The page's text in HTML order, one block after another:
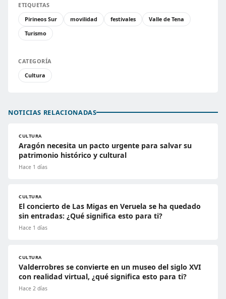
ETIQUETAS
Pirineos Sur
movilidad festivales
Valle de Tena
Turismo
CATEGORÍA
Cultura
NOTICIAS RELACIONADAS
CULTURA
Aragón necesita un pacto urgente para salvar su
patrimonio histórico y cultural
Hace 1 días
CULTURA
El concierto de Las Migas en Veruela se ha quedado
sin entradas: ¿Qué significa esto para ti?
Hace 1 días
CULTURA
Valderrobres se convierte en un museo del siglo XVI
con realidad virtual, ¿qué significa esto para ti?
Hace 2 días